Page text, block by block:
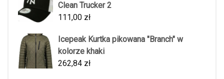
Clean Trucker 2
111,00 zł
Icepeak Kurtka pikowana "Branch" w
kolorze khaki
262,84 zł